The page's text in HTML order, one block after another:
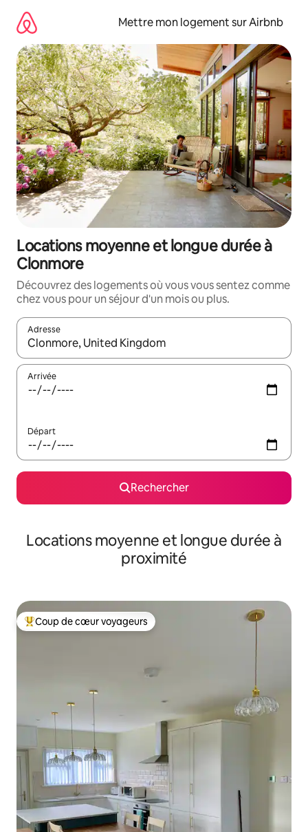
directement
contenu
Mettre mon logement sur Airbnb
Locations moyenne et longue durée à
Clonmore
Découvrez des logements où vous vous sentez comme
chez vous pour un séjour d'un mois ou plus.
Adresse
Lorsque les résultats s'affichent, utilisez les flèches vers le
Arrivée
Départ
Rechercher
Locations moyenne et longue durée à
proximité
Coups de cœur voyageurs les plus appréciés
Coup de cœur voyageurs